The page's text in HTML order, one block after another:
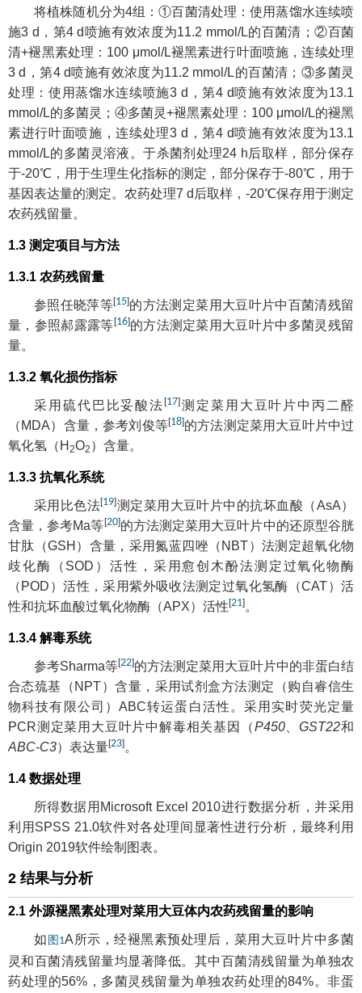
将植株随机分为4组：①百菌清处理：使用蒸馏水连续喷
施3 d，第4 d喷施有效浓度为11.2 mmol/L的百菌清；②百菌
清+褪黑素处理：100 μmol/L褪黑素进行叶面喷施，连续处理
3 d，第4 d喷施有效浓度为11.2 mmol/L的百菌清；③多菌灵
处理：使用蒸馏水连续喷施3 d，第4 d喷施有效浓度为13.1
mmol/L的多菌灵；④多菌灵+褪黑素处理：100 μmol/L的褪黑
素进行叶面喷施，连续处理3 d，第4 d喷施有效浓度为13.1
mmol/L的多菌灵溶液。于杀菌剂处理24 h后取样，部分保存
于-20℃，用于生理生化指标的测定，部分保存于-80℃，用于
基因表达量的测定。农药处理7 d后取样，-20℃保存用于测定
农药残留量。
1.3 测定项目与方法
1.3.1 农药残留量
参照任晓萍等[15]的方法测定菜用大豆叶片中百菌清残留
量，参照郝露露等[16]的方法测定菜用大豆叶片中多菌灵残留
量。
1.3.2 氧化损伤指标
采用硫代巴比妥酸法[17]测定菜用大豆叶片中丙二醛
（MDA）含量，参考刘俊等[18]的方法测定菜用大豆叶片中过
氧化氢（H 2O2 ）含量。
1.3.3 抗氧化系统
采用比色法[19]测定菜用大豆叶片中的抗坏血酸（AsA）
含量，参考Ma等[20]的方法测定菜用大豆叶片中的还原型谷胱
甘肽（GSH）含量，采用氮蓝四唑（NBT）法测定超氧化物
歧化酶（SOD）活性，采用愈创木酚法测定过氧化物酶
（POD）活性，采用紫外吸收法测定过氧化氢酶（CAT）活
性和抗坏血酸过氧化物酶（APX）活性[21]。
1.3.4 解毒系统
参考Sharma等[22]的方法测定菜用大豆叶片中的非蛋白结
合态巯基（NPT）含量，采用试剂盒方法测定（购自睿信生
物科技有限公司）ABC转运蛋白活性。采用实时荧光定量
PCR测定菜用大豆叶片中解毒相关基因（P450、GST22和
ABC-C3）表达量[23]。
1.4 数据处理
所得数据用Microsoft Excel 2010进行数据分析，并采用
利用SPSS 21.0软件对各处理间显著性进行分析，最终利用
Origin 2019软件绘制图表。
2 结果与分析
2.1 外源褪黑素处理对菜用大豆体内农药残留量的影响
如 图1A所示，经褪黑素预处理后，菜用大豆叶片中多菌
灵和百菌清残留量均显著降低。其中百菌清残留量为单独农
药处理的56%，多菌灵残留量为单独农药处理的84%。非蛋